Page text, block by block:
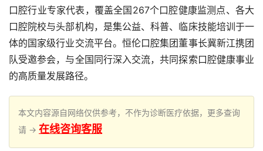
口腔行业专家代表，覆盖全国267个口腔健康监测点、各大
口腔院校与头部机构，是集公益、科普、临床技能培训于一
体的国家级行业交流平台。恒伦口腔集团董事长冀新江携团
队受邀参会，与全国同行深入交流，共同探索口腔健康事业
的高质量发展路径。
本文内容源自网络仅供参考，不作为诊断医疗依据，更多查询
请 → 在线咨询客服